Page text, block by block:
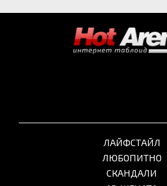
ЛАЙФСТАЙЛ
ЛЮБОПИТНО
СКАНДАЛИ